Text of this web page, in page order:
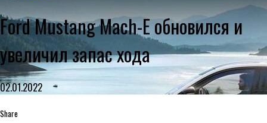
Ford Mustang Mach-E обновился и
увеличил запас хода
02.01.2022
Share